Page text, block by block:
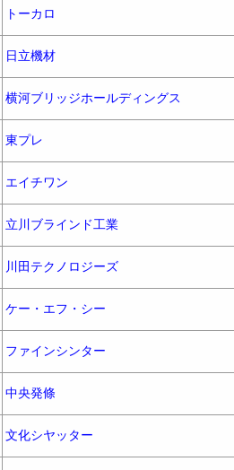
トーカロ
日立機材
横河ブリッジホールディングス
東プレ
エイチワン
立川ブラインド工業
川田テクノロジーズ
ケー・エフ・シー
ファインシンター
中央発條
文化シヤッター